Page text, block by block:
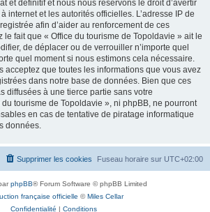
et définitif et nous nous réservons le droit d’avertir
internet et les autorités officielles. L’adresse IP de
afin d’aider au renforcement de ces
le fait que « Office du tourisme de Topoldavie » ait le
de déplacer ou de verrouiller n’importe quel
quel moment si nous estimons cela nécessaire.
acceptez que toutes les informations que vous avez
dans notre base de données. Bien que ces
diffusées à une tierce partie sans votre
tourisme de Topoldavie », ni phpBB, ne pourront
en cas de tentative de piratage informatique
données.
Fuseau horaire sur UTC+02:00
Supprimer les cookies
phpBB® Forum Software © phpBB Limited
française officielle ©Miles Cellar
Confidentialité | Conditions